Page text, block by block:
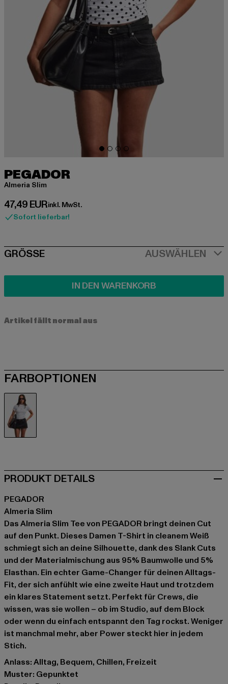
PEGADOR
Almeria Slim
47,49 EUR
Derzeitiger Preis: 47,49 EUR
inkl. MwSt.
Sofort lieferbar!
SIZE
GRÖSSE AUSWÄHLEN
IN DEN WARENKORB
Artikel fällt normal aus
FARBOPTIONEN
PRODUKT DETAILS
PEGADOR
Almeria Slim
Das Almeria Slim Tee von PEGADOR bringt deinen Cut
auf den Punkt. Dieses Damen T-Shirt in cleanem Weiß
schmiegt sich an deine Silhouette, dank des Slank Cuts
und der Materialmischung aus 95% Baumwolle und 5%
Elasthan. Ein echter Game-Changer für deinen Alltags-
Fit, der sich anfühlt wie eine zweite Haut und trotzdem
ein klares Statement setzt. Perfekt für Crews, die
wissen, was sie wollen – ob im Studio, auf dem Block
oder wenn du einfach entspannt den Tag rockst. Weniger
ist manchmal mehr, aber Power steckt hier in jedem
Stich.
Anlass: Alltag, Bequem, Chillen, Freizeit
Muster: Gepunktet